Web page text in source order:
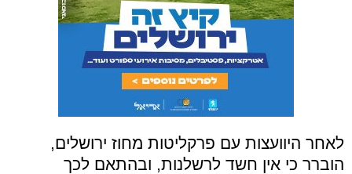
לאחר היוועצות עם פרקליטות מחוז ירושלים,
הוברר כי אין חשד לרשלנות, ובהתאם לכך